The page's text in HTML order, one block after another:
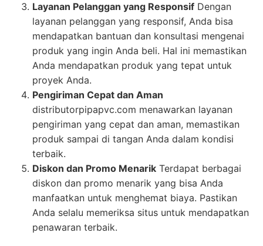
Layanan Pelanggan yang Responsif Dengan
layanan pelanggan yang responsif, Anda bisa
mendapatkan bantuan dan konsultasi mengenai
produk yang ingin Anda beli. Hal ini memastikan
Anda mendapatkan produk yang tepat untuk
proyek Anda.
Pengiriman Cepat dan Aman
distributorpipapvc.com menawarkan layanan
pengiriman yang cepat dan aman, memastikan
produk sampai di tangan Anda dalam kondisi
terbaik.
Diskon dan Promo Menarik Terdapat berbagai
diskon dan promo menarik yang bisa Anda
manfaatkan untuk menghemat biaya. Pastikan
Anda selalu memeriksa situs untuk mendapatkan
penawaran terbaik.